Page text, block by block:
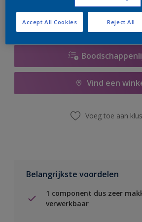
Vind een
Voeg toe aan klus
Belangrijkste voordelen
1 component dus zeer
verwerkbaar
Reject All
Accept All Cookies